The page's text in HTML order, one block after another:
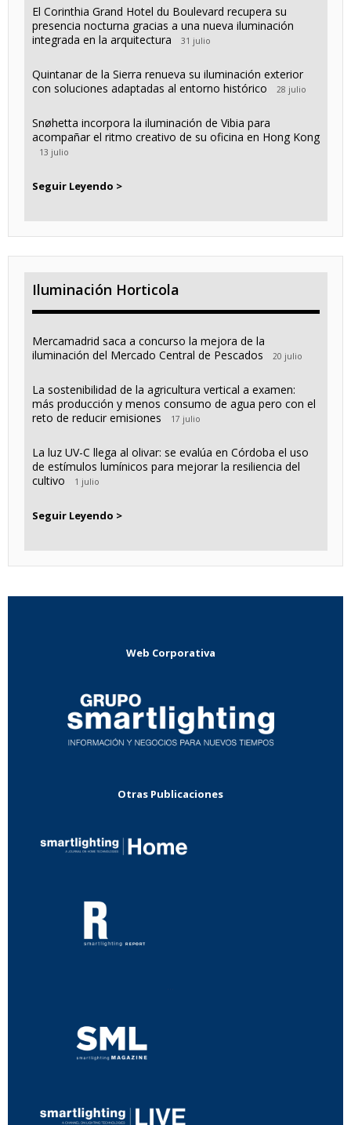
El Corinthia Grand Hotel du Boulevard recupera su
presencia nocturna gracias a una nueva iluminación
integrada en la arquitectura
31 julio
Quintanar de la Sierra renueva su iluminación exterior
con soluciones adaptadas al entorno histórico
28 julio
Snøhetta incorpora la iluminación de Vibia para
acompañar el ritmo creativo de su oficina en Hong Kong
13 julio
Seguir Leyendo >
Iluminación Horticola
Mercamadrid saca a concurso la mejora de la
iluminación del Mercado Central de Pescados
20 julio
La sostenibilidad de la agricultura vertical a examen:
más producción y menos consumo de agua pero con el
reto de reducir emisiones
17 julio
La luz UV-C llega al olivar: se evalúa en Córdoba el uso
de estímulos lumínicos para mejorar la resiliencia del
cultivo
1 julio
Seguir Leyendo >
Web Corporativa
Otras Publicaciones